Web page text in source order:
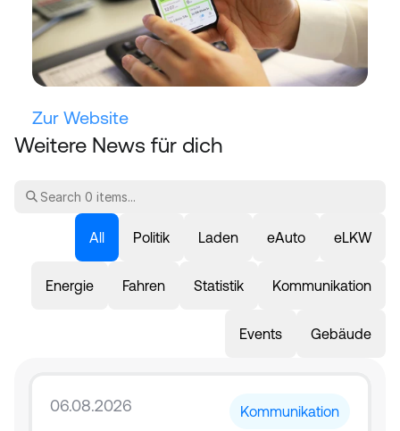
Zur Website
Weitere News für dich
All Politik Laden eAuto eLKW
Energie Fahren Statistik Kommunikation
Events Gebäude
06.08.2026 Kommunikation